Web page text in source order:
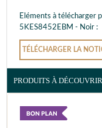
Eléments à télécharger
5KES8452EBM - Noir :
TÉLÉCHARGER LA
PRODUITS À DÉCOUVRIR